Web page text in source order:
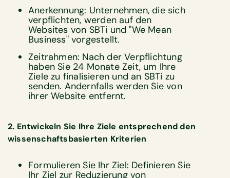
Anerkennung: Unternehmen, die sich
verpflichten, werden auf den
Websites von SBTi und "We Mean
Business" vorgestellt.
Zeitrahmen: Nach der Verpflichtung
haben Sie 24 Monate Zeit, um Ihre
Ziele zu finalisieren und an SBTi zu
senden. Andernfalls werden Sie von
ihrer Website entfernt.
2. Entwickeln Sie Ihre Ziele entsprechend den
wissenschaftsbasierten Kriterien
Formulieren Sie Ihr Ziel: Definieren Sie
Ihr Ziel zur Reduzierung von